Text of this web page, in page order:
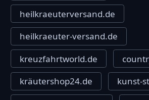
heilkraeuterversand.de
heilkraeuter-versand.de
kreuzfahrtworld.de
kräutershop24.de
kunst-